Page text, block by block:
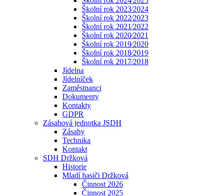
Školní rok 2023⁄2024
Školní rok 2022⁄2023
Školní rok 2021⁄2022
Školní rok 2020⁄2021
Školní rok 2019⁄2020
Školní rok 2018⁄2019
Školní rok 2017⁄2018
Jídelna
Jídelníček
Zaměstnanci
Dokumenty
Kontakty
GDPR
Zásahová jednotka JSDH
Zásahy
Technika
Kontakt
SDH Držková
Historie
Mladí hasiči Držková
Činnost 2026
Činnost 2025